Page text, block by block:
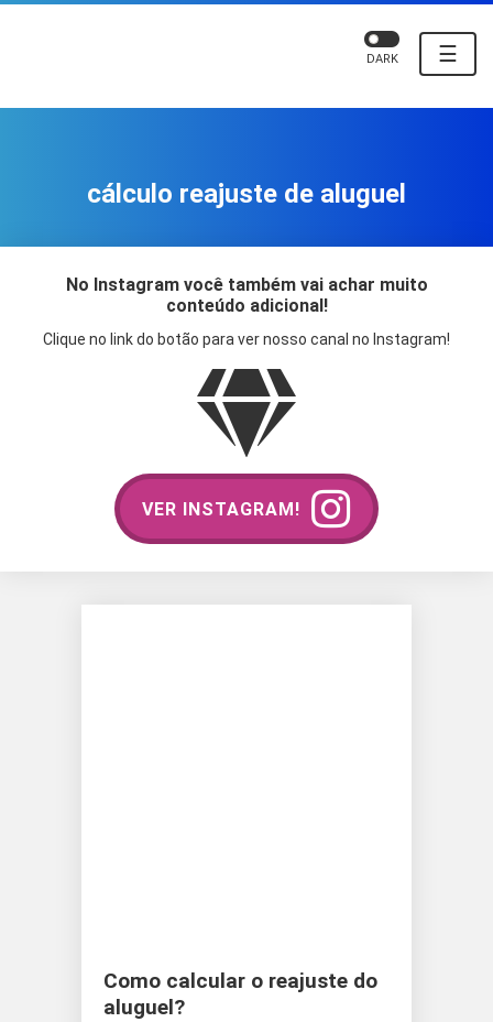
☰
DARK
cálculo reajuste de aluguel
No Instagram você também vai achar muito
conteúdo adicional!
Clique no link do botão para ver nosso canal no Instagram!
VER INSTAGRAM!
Como calcular o reajuste do
aluguel?